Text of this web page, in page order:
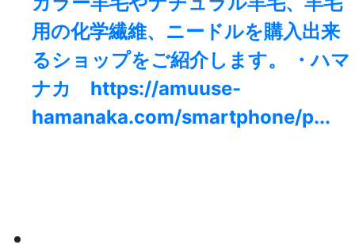
用の化学繊維、ニードルを購入出来
るショップをご紹介します。 ・ハマ
ナカ https://amuuse-
hamanaka.com/smartphone/p...